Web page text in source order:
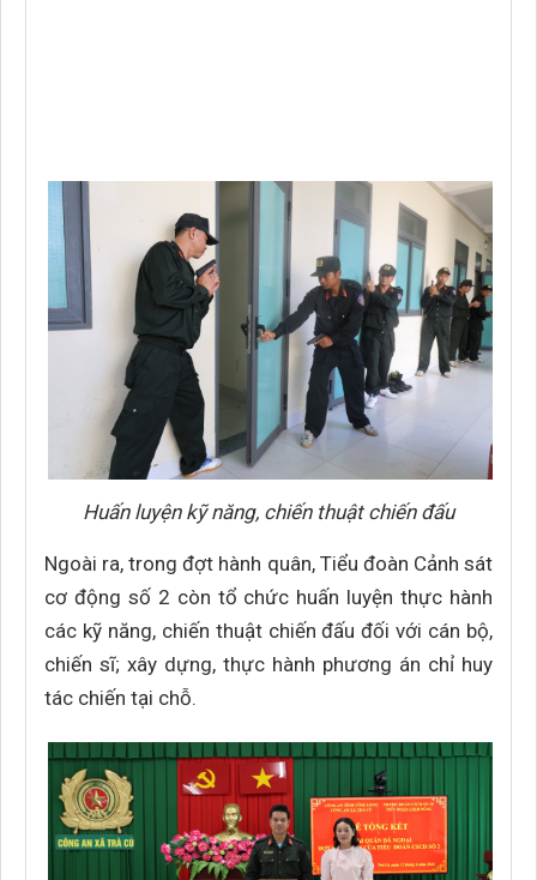
Huấn luyện kỹ năng, chiến thuật chiến đấu
Ngoài ra, trong đợt hành quân, Tiểu đoàn Cảnh sát
cơ động số 2 còn tổ chức huấn luyện thực hành
các kỹ năng, chiến thuật chiến đấu đối với cán bộ,
chiến sĩ; xây dựng, thực hành phương án chỉ huy
tác chiến tại chỗ.